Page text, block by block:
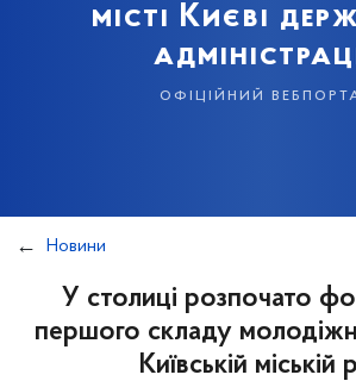
місті Києві
офіційний
Новини
У столиці розпочато
першого складу
Київській міській